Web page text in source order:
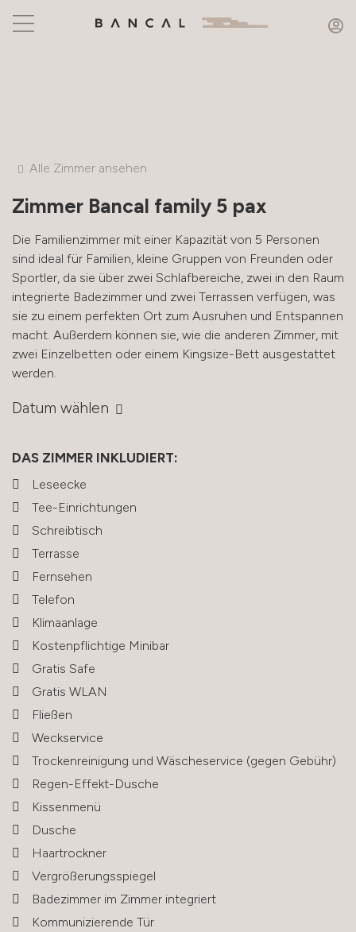
Alle Zimmer ansehen
Zimmer Bancal family 5 pax
Die Familienzimmer mit einer Kapazität von 5 Personen
sind ideal für Familien, kleine Gruppen von Freunden oder
Sportler, da sie über zwei Schlafbereiche, zwei in den Raum
integrierte Badezimmer und zwei Terrassen verfügen, was
sie zu einem perfekten Ort zum Ausruhen und Entspannen
macht. Außerdem können sie, wie die anderen Zimmer, mit
zwei Einzelbetten oder einem Kingsize-Bett ausgestattet
werden.
Datum wählen
DAS ZIMMER INKLUDIERT:
Leseecke
Tee-Einrichtungen
Schreibtisch
Terrasse
Fernsehen
Telefon
Klimaanlage
Kostenpflichtige Minibar
Gratis Safe
Gratis WLAN
Fließen
Weckservice
Trockenreinigung und Wäscheservice (gegen Gebühr)
Regen-Effekt-Dusche
Kissenmenü
Dusche
Haartrockner
Vergrößerungsspiegel
Badezimmer im Zimmer integriert
Kommunizierende Tür